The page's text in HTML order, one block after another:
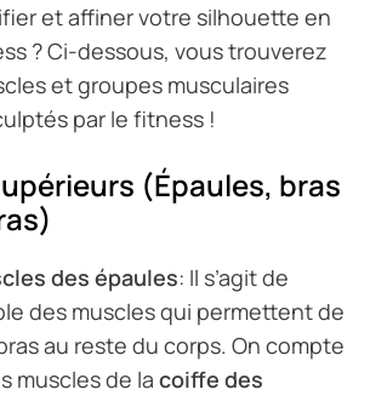
et affiner votre silhouette en
? Ci-dessous, vous trouverez
et groupes musculaires
par le fitness !
(Épaules, bras
des épaules: Il s’agit de
des muscles qui permettent de
au reste du corps. On compte
muscles de la coiffe des